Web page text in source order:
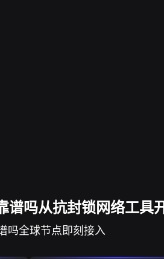
谱吗从抗封锁网络工具
吗全球节点即刻接入